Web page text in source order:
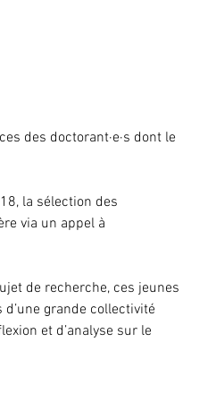
des doctorant·e·s dont le
la sélection des
via un appel à
de recherche, ces jeunes
grande collectivité
et d’analyse sur le